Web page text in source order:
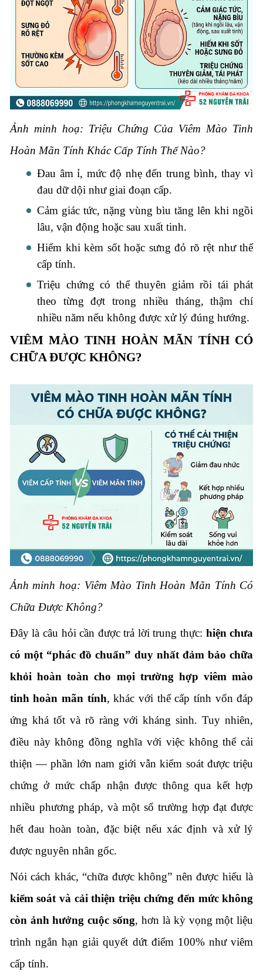
Ảnh minh hoạ: Triệu Chứng Của Viêm Mào Tinh
Hoàn Mãn Tính Khác Cấp Tính Thế Nào?
Đau âm ỉ, mức độ nhẹ đến trung bình, thay vì
đau dữ dội như giai đoạn cấp.
Cảm giác tức, nặng vùng bìu tăng lên khi ngồi
lâu, vận động hoặc sau xuất tinh.
Hiếm khi kèm sốt hoặc sưng đỏ rõ rệt như thể
cấp tính.
Triệu chứng có thể thuyên giảm rồi tái phát
theo từng đợt trong nhiều tháng, thậm chí
nhiều năm nếu không được xử lý đúng hướng.
VIÊM MÀO TINH HOÀN MÃN TÍNH CÓ
CHỮA ĐƯỢC KHÔNG?
Ảnh minh hoạ: Viêm Mào Tinh Hoàn Mãn Tính Có
Chữa Được Không?
Đây là câu hỏi cần được trả lời trung thực: hiện chưa
có một “phác đồ chuẩn” duy nhất đảm bảo chữa
khỏi hoàn toàn cho mọi trường hợp viêm mào
tinh hoàn mãn tính, khác với thể cấp tính vốn đáp
ứng khá tốt và rõ ràng với kháng sinh. Tuy nhiên,
điều này không đồng nghĩa với việc không thể cải
thiện — phần lớn nam giới vẫn kiểm soát được triệu
chứng ở mức chấp nhận được thông qua kết hợp
nhiều phương pháp, và một số trường hợp đạt được
hết đau hoàn toàn, đặc biệt nếu xác định và xử lý
được nguyên nhân gốc.
Nói cách khác, “chữa được không” nên được hiểu là
kiểm soát và cải thiện triệu chứng đến mức không
còn ảnh hưởng cuộc sống, hơn là kỳ vọng một liệu
trình ngắn hạn giải quyết dứt điểm 100% như viêm
cấp tính.